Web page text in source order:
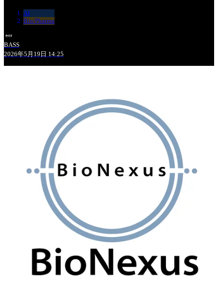
AI
Bio/Pharma
BASS
2026年5月19日 14:25